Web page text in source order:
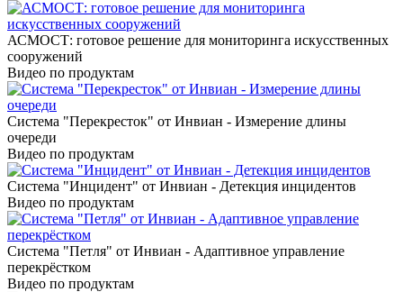
АСМОСТ: готовое решение для мониторинга искусственных
сооружений
Видео по продуктам
Система "Перекресток" от Инвиан - Измерение длины
очереди
Видео по продуктам
Система "Инцидент" от Инвиан - Детекция инцидентов
Видео по продуктам
Система "Петля" от Инвиан - Адаптивное управление
перекрёстком
Видео по продуктам